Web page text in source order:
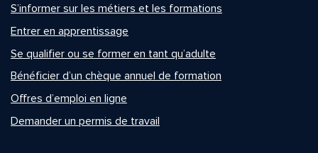
S’informer sur les métiers et les formations
Entrer en apprentissage
Se qualifier ou se former en tant qu’adulte
Bénéficier d’un chèque annuel de formation
Offres d’emploi en ligne
Demander un permis de travail